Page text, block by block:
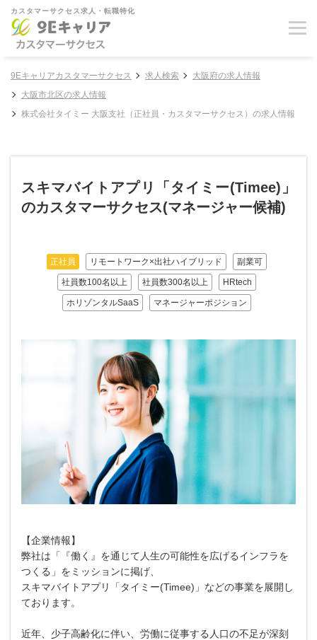
カスタマーサクセス求人・転職特化
9Eキャリアカスタマーサクセス 求人検索
大阪府の求人情報
大阪市北区の求人情報
株式会社タイミー 大阪支社（正社員・カスタマーサクセス）の求人情報
スキマバイトアプリ「タイミー(Timee)」
のカスタマーサクセス(マネージャー候補)
正社員 リモートワーク×出社ハイブリッド 副業可
社員数100名以上 社員数300名以上 HRtech
ホリゾンタルSaaS マネージャーポジション
【企業情報】
弊社は「『働く』を通じて人生の可能性を広げるインフラを
つくる」をミッションに掲げ、
スキマバイトアプリ「タイミー(Timee)」などの事業を展開し
ております。
近年、少子高齢化に伴い、労働に従事する人口の不足が深刻